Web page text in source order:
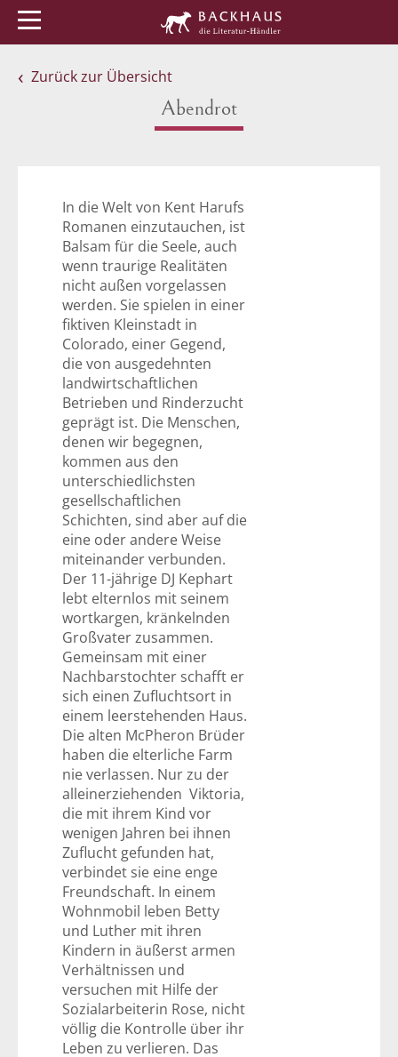
Zurück zur Übersicht
Abendrot
In die Welt von Kent Harufs
Romanen einzutauchen, ist
Balsam für die Seele, auch
wenn traurige Realitäten
nicht außen vorgelassen
werden. Sie spielen in einer
fiktiven Kleinstadt in
Colorado, einer Gegend,
die von ausgedehnten
landwirtschaftlichen
Betrieben und Rinderzucht
geprägt ist. Die Menschen,
denen wir begegnen,
kommen aus den
unterschiedlichsten
gesellschaftlichen
Schichten, sind aber auf die
eine oder andere Weise
miteinander verbunden.
Der 11-jährige DJ Kephart
lebt elternlos mit seinem
wortkargen, kränkelnden
Großvater zusammen.
Gemeinsam mit einer
Nachbarstochter schafft er
sich einen Zufluchtsort in
einem leerstehenden Haus.
Die alten McPheron Brüder
haben die elterliche Farm
nie verlassen. Nur zu der
alleinerziehenden Viktoria,
die mit ihrem Kind vor
wenigen Jahren bei ihnen
Zuflucht gefunden hat,
verbindet sie eine enge
Freundschaft. In einem
Wohnmobil leben Betty
und Luther mit ihren
Kindern in äußerst armen
Verhältnissen und
versuchen mit Hilfe der
Sozialarbeiterin Rose, nicht
völlig die Kontrolle über ihr
Leben zu verlieren. Das